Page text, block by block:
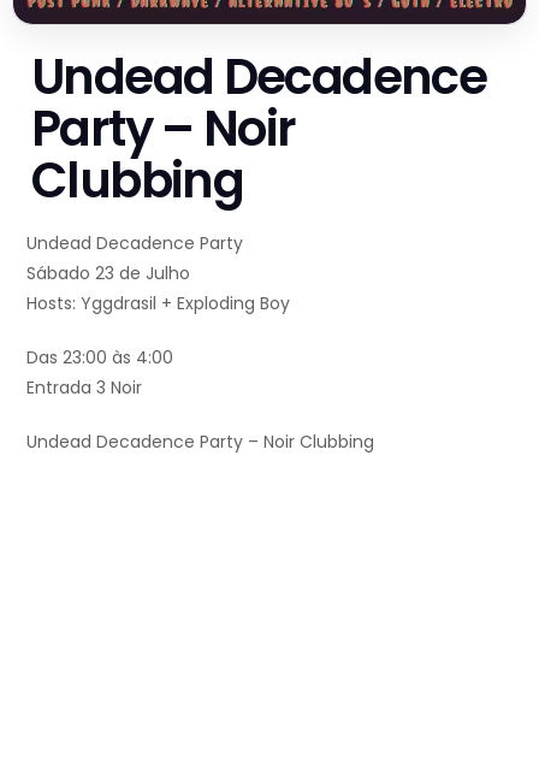
Undead Decadence
Party – Noir
Clubbing
Undead Decadence Party
Sábado 23 de Julho
Hosts: Yggdrasil + Exploding Boy
Das 23:00 às 4:00
Entrada 3 Noir
Undead Decadence Party – Noir Clubbing